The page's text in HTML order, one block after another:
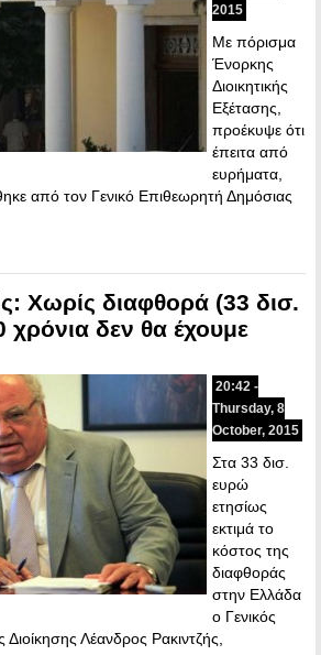
2015
Με πόρισμα
Ένορκης
Διοικητικής
Εξέτασης,
προέκυψε ότι
έπειτα από
ευρήματα,
από τον Γενικό Επιθεωρητή Δημόσιας
Χωρίς διαφθορά (33 δισ.
χρόνια δεν θα έχουμε
20:42 -
Thursday, 8
October, 2015
Στα 33 δισ.
ευρώ
ετησίως
εκτιμά το
κόστος της
διαφθοράς
στην Ελλάδα
ο Γενικός
Λέανδρος Ρακιντζής,